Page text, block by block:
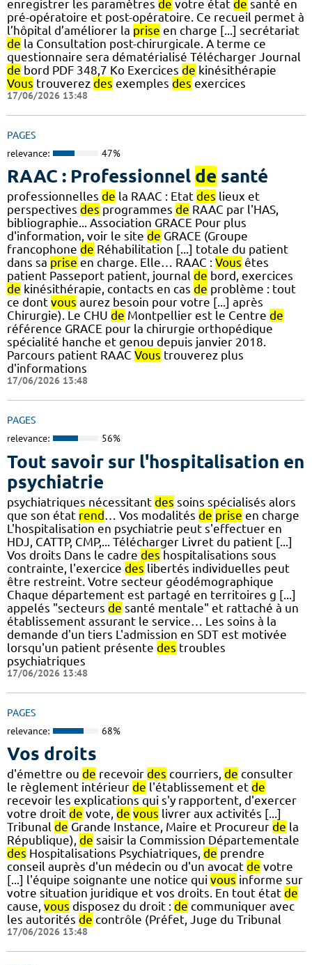
enregistrer les paramètres de votre état de santé en
pré-opératoire et post-opératoire. Ce recueil permet à
l’hôpital d’améliorer la prise en charge [...] secrétariat
de la Consultation post-chirurgicale. A terme ce
questionnaire sera dématérialisé Télécharger Journal
de bord PDF 348,7 Ko Exercices de kinésithérapie
Vous trouverez des exemples des exercices
17/06/2026 13:48
PAGES
relevance: 47%
RAAC : Professionnel de santé
professionnelles de la RAAC : Etat des lieux et
perspectives des programmes de RAAC par l'HAS,
bibliographie... Association GRACE Pour plus
d'information, voir le site de GRACE (Groupe
francophone de Réhabilitation [...] totale du patient
dans sa prise en charge. Elle… RAAC : Vous êtes
patient Passeport patient, journal de bord, exercices
de kinésithérapie, contacts en cas de problème : tout
ce dont vous aurez besoin pour votre [...] après
Chirurgie). Le CHU de Montpellier est le Centre de
référence GRACE pour la chirurgie orthopédique
spécialité hanche et genou depuis janvier 2018.
Parcours patient RAAC Vous trouverez plus
d'informations
17/06/2026 13:48
PAGES
relevance: 56%
Tout savoir sur l'hospitalisation en
psychiatrie
psychiatriques nécessitant des soins spécialisés alors
que son état rend … Vos modalités de prise en charge
L'hospitalisation en psychiatrie peut s'effectuer en
HDJ, CATTP, CMP,... Télécharger Livret du patient [...]
Vos droits Dans le cadre des hospitalisations sous
contrainte, l'exercice des libertés individuelles peut
être restreint. Votre secteur géodémographique
Chaque département est partagé en territoires g [...]
appelés "secteurs de santé mentale" et rattaché à un
établissement assurant le service… Les soins à la
demande d'un tiers L'admission en SDT est motivée
lorsqu'un patient présente des troubles
psychiatriques
17/06/2026 13:48
PAGES
relevance: 68%
Vos droits
d'émettre ou de recevoir des courriers, de consulter
le règlement intérieur de l'établissement et de
recevoir les explications qui s'y rapportent, d'exercer
votre droit de vote, de vous livrer aux activités [...]
Tribunal de Grande Instance, Maire et Procureur de la
République), de saisir la Commission Départementale
des Hospitalisations Psychiatriques, de prendre
conseil auprès d'un médecin ou d'un avocat de votre
[...] l'équipe soignante une notice qui vous informe sur
votre situation juridique et vos droits. En tout état de
cause, vous disposez du droit : de communiquer avec
les autorités de contrôle (Préfet, Juge du Tribunal
17/06/2026 13:48